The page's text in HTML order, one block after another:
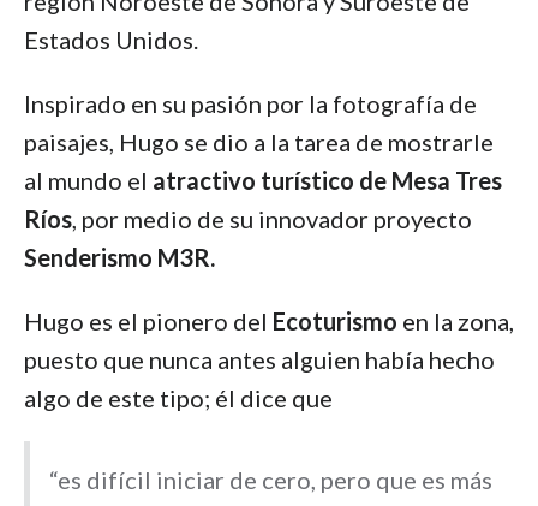
Estados Unidos.
Inspirado en su pasión por la fotografía de
paisajes, Hugo se dio a la tarea de mostrarle
al mundo el atractivo turístico de Mesa Tres
Ríos, por medio de su innovador proyecto
Senderismo M3R.
Hugo es el pionero del Ecoturismo en la zona,
puesto que nunca antes alguien había hecho
algo de este tipo; él dice que
“es difícil iniciar de cero, pero que es más